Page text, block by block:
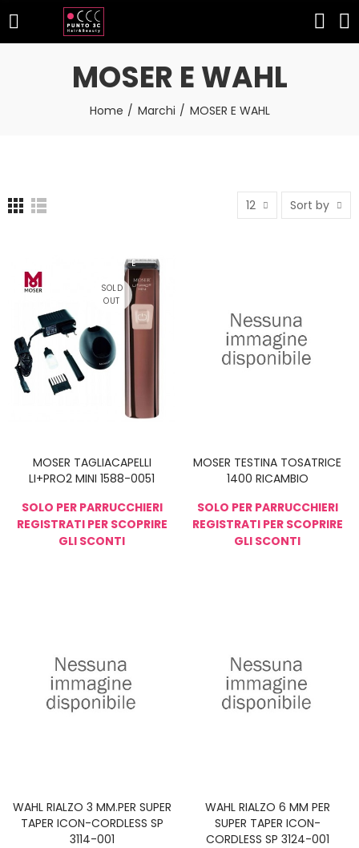
MOSER E WAHL
Home Marchi MOSER E WAHL
12 Sort by
E
SOLD
OUT
MOSER TAGLIACAPELLI
LI+PRO2 MINI 1588-0051
SOLO PER PARRUCCHIERI
REGISTRATI PER SCOPRIRE
GLI SCONTI
MOSER TESTINA TOSATRICE
1400 RICAMBIO
SOLO PER PARRUCCHIERI
REGISTRATI PER SCOPRIRE
GLI SCONTI
WAHL RIALZO 3 MM.PER SUPER
TAPER ICON-CORDLESS SP
3114-001
WAHL RIALZO 6 MM PER
SUPER TAPER ICON-
CORDLESS SP 3124-001